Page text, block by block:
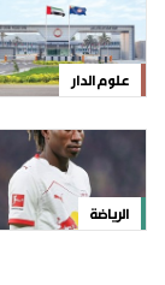
علوم الدار
الرياضة